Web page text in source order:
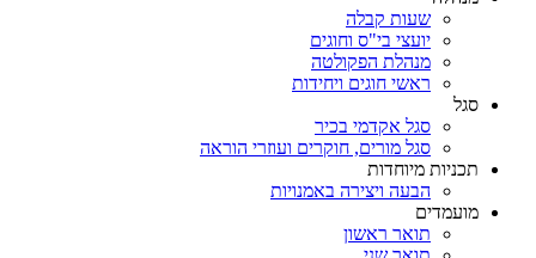
שעות קבלה
יועצי בי"ס וחוגים
מנהלת הפקולטה
ראשי חוגים ויחידות
סגל
סגל אקדמי בכיר
סגל מורים, חוקרים ועוזרי הוראה
תכניות מיוחדות
הבעה ויצירה באמנויות
מועמדים
תואר ראשון